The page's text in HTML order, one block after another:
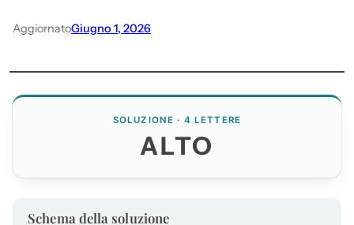
AggiornatoGiugno 1, 2026
SOLUZIONE · 4 LETTERE
ALTO
Schema della soluzione